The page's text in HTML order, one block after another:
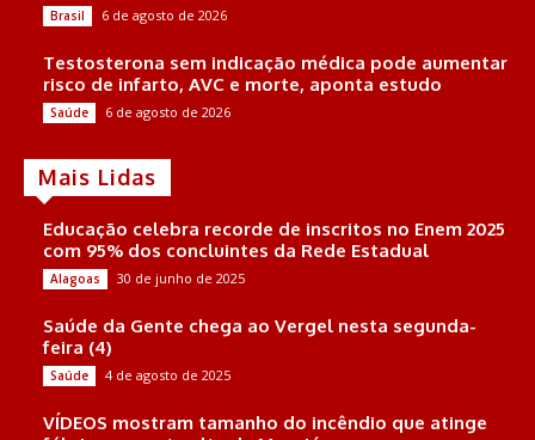
Brasil 6 de agosto de 2026
Testosterona sem indicação médica pode aumentar
risco de infarto, AVC e morte, aponta estudo
Saúde 6 de agosto de 2026
Mais Lidas
Educação celebra recorde de inscritos no Enem 2025
com 95% dos concluintes da Rede Estadual
Alagoas 30 de junho de 2025
Saúde da Gente chega ao Vergel nesta segunda-
feira (4)
Saúde 4 de agosto de 2025
VÍDEOS mostram tamanho do incêndio que atinge